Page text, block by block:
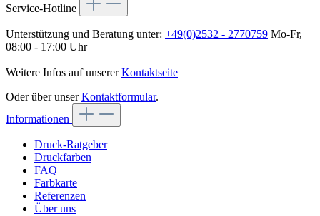
Service-Hotline
Unterstützung und Beratung unter: +49(0)2532 - 2770759 Mo-Fr,
08:00 - 17:00 Uhr
Weitere Infos auf unsererKontaktseite
Oder über unserKontaktformular.
Informationen
Druck-Ratgeber
Druckfarben
FAQ
Farbkarte
Referenzen
Über uns